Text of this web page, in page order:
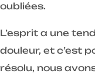
oubliées.
L’esprit a une
douleur, et c’est
résolu, nous